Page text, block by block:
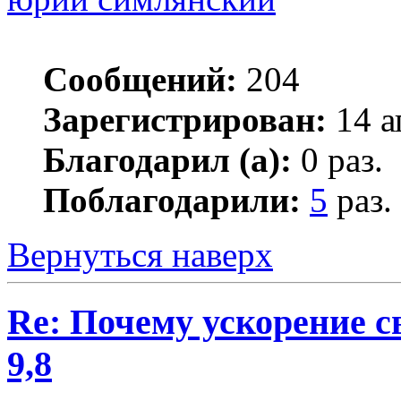
Сообщений: 204
Зарегистрирован: 14
Благодарил (а): 0 раз.
Поблагодарили: 5 раз.
Вернуться наверх
Re: Почему ускорение
9,8